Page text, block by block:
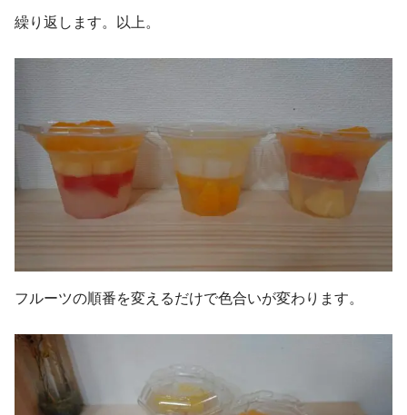
繰り返します。以上。
フルーツの順番を変えるだけで色合いが変わります。